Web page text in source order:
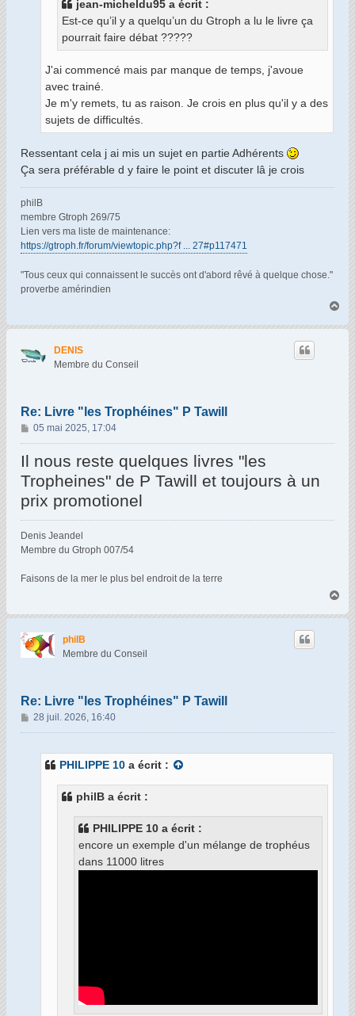
jean-micheldu95 a écrit :
Est-ce qu’il y a quelqu’un du Gtroph a lu le livre ça
pourrait faire débat ?????
J'ai commencé mais par manque de temps, j'avoue
avec trainé.
Je m'y remets, tu as raison. Je crois en plus qu'il y a des
sujets de difficultés.
Ressentant cela j ai mis un sujet en partie Adhérents
Ça sera préférable d y faire le point et discuter lâ je crois
philB
membre Gtroph 269/75
Lien vers ma liste de maintenance:
https://gtroph.fr/forum/viewtopic.php?f ... 27#p117471
"Tous ceux qui connaissent le succès ont d'abord rêvé à quelque chose."
proverbe amérindien
u
DENIS
Membre du Conseil
Re: Livre "les Trophéines" P Tawill
M
e
a
g
05 mai 2025, 17:04
Il nous reste quelques livres "les
Tropheines" de P Tawill et toujours à un
prix promotionel
Denis Jeandel
Membre du Gtroph 007/54
Faisons de la mer le plus bel endroit de la terre
u
philB
Membre du Conseil
Re: Livre "les Trophéines" P Tawill
M
e
28 juil. 2026, 16:40
PHILIPPE 10 a écrit :
philB a écrit :
PHILIPPE 10 a écrit :
encore un exemple d'un mélange de trophéus
dans 11000 litres